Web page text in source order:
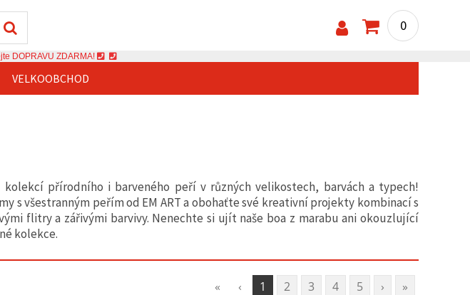
0
DOPRAVU ZDARMA!
VELKOOBCHOD
přírodního i barveného peří v různých velikostech, barvách a typech!
s všestranným peřím od EM ART a obohaťte své kreativní projekty kombinací s
flitry a zářivými barvivy. Nenechte si ujít naše boa z marabu ani okouzlující
kolekce.
« ‹ 1 2 3 4 5 › »